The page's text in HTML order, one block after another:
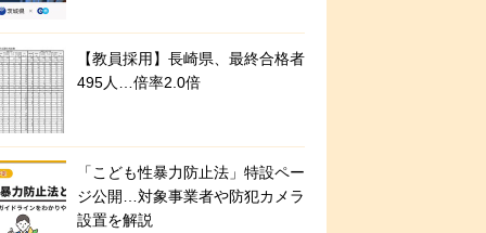
【教員採用】長崎県、最終合格者
495人…倍率2.0倍
「こども性暴力防止法」特設ペー
ジ公開…対象事業者や防犯カメラ
設置を解説